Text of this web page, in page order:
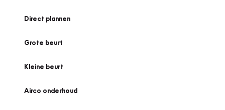
Direct plannen
Grote beurt
Kleine beurt
Airco onderhoud